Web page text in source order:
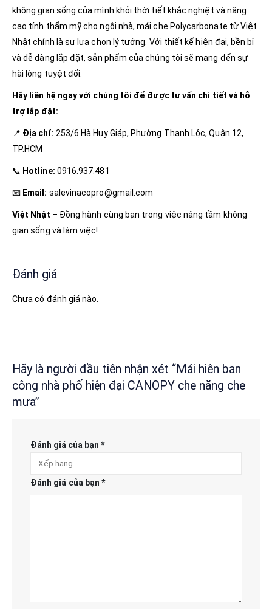
không gian sống của mình khỏi thời tiết khắc nghiệt và nâng
cao tính thẩm mỹ cho ngôi nhà, mái che Polycarbonate từ Việt
Nhật chính là sự lựa chọn lý tưởng. Với thiết kế hiện đại, bền bỉ
và dễ dàng lắp đặt, sản phẩm của chúng tôi sẽ mang đến sự
hài lòng tuyệt đối.
Hãy liên hệ ngay với chúng tôi để được tư vấn chi tiết và hỗ
trợ lắp đặt:
📍 Địa chỉ: 253/6 Hà Huy Giáp, Phường Thạnh Lộc, Quận 12,
TP.HCM
📞 Hotline: 0916.937.481
📧 Email: salevinacopro@gmail.com
Việt Nhật – Đồng hành cùng bạn trong việc nâng tầm không
gian sống và làm việc!
Đánh giá
Chưa có đánh giá nào.
Hãy là người đầu tiên nhận xét “Mái hiên ban
công nhà phố hiện đại CANOPY che năng che
mưa”
Đánh giá của bạn *
Đánh giá của bạn*